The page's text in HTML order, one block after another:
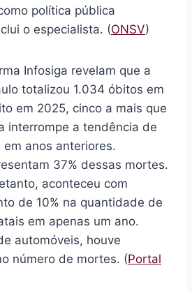
política pública
o especialista. (ONSV)
Infosiga revelam que a
totalizou 1.034 óbitos em
em 2025, cinco a mais que
interrompe a tendência de
anos anteriores.
37% dessas mortes.
aconteceu com
de 10% na quantidade de
em apenas um ano.
automóveis, houve
número de mortes. (Portal